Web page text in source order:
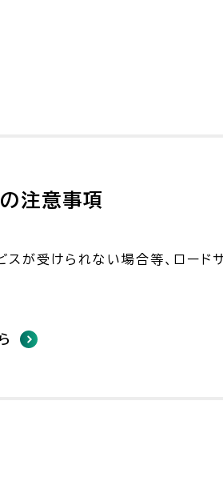
注意事項
が受けられない場合等、ロード